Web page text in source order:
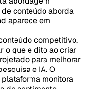
conteúdo aborda
aparece em
competitivo,
o que é dito ao criar
para melhorar
e IA. O
monitora